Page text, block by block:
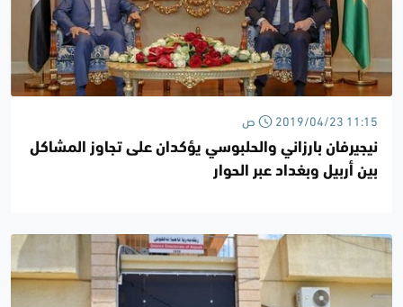
2019/04/23 11:15 ص
نيجيرفان بارزاني والحلبوسي يؤكدان على تجاوز المشاكل
بين أربيل وبغداد عبر الحوار